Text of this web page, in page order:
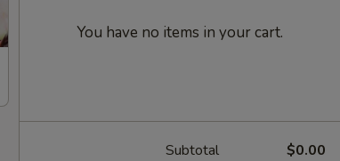
You have no items in your cart.
Subtotal $0.00